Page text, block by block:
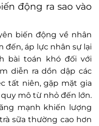
động ra sao vào
biến động về nhân
đến, áp lực nhân sự lại
bài toán khó đối với
diễn ra dồn dập các
tất niên, gặp mặt gia
mô từ nhỏ đến lớn.
mạnh khiến lượng
sữa thường cao hơn